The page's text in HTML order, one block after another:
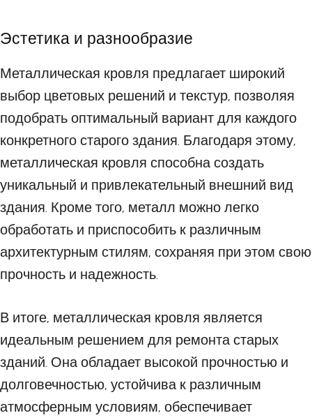
Эстетика и разнообразие
Металлическая кровля предлагает широкий
выбор цветовых решений и текстур, позволяя
подобрать оптимальный вариант для каждого
конкретного старого здания. Благодаря этому,
металлическая кровля способна создать
уникальный и привлекательный внешний вид
здания. Кроме того, металл можно легко
обработать и приспособить к различным
архитектурным стилям, сохраняя при этом свою
прочность и надежность.
В итоге, металлическая кровля является
идеальным решением для ремонта старых
зданий. Она обладает высокой прочностью и
долговечностью, устойчива к различным
атмосферным условиям, обеспечивает